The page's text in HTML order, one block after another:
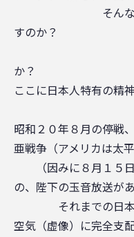
そんなこと考
すのか？
要するにJア
か？
ここに日本人特有の精
昭和２０年８月の停戦
亜戦争（アメリカは太
（因みに８月１５日
の、陛下の玉音放送が
それまでの日本は
空気（虚像）に完全支